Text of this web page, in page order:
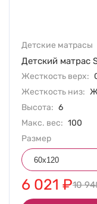
Детские матрасы
Детский матрас
Жесткость верх:
Жесткость низ:
Высота: 6
Макс. вес: 100
Размер
6 021 ₽10